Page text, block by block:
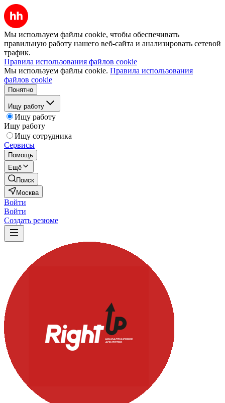
Мы используем файлы cookie, чтобы обеспечивать
правильную работу нашего веб-сайта и анализировать сетевой
трафик.
Правила использования файлов cookie
Мы используем файлы cookie. Правила использования
файлов cookie
Понятно
Ищу работу
Ищу работу
Ищу работу
Ищу сотрудника
Сервисы
Помощь
Ещё
Поиск
Москва
Войти
Войти
Создать резюме